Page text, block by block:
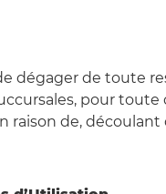
dégager de toute
pour
raison de,